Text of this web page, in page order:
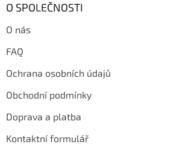
O SPOLEČNOSTI
O nás
FAQ
Ochrana osobních údajů
Obchodní podmínky
Doprava a platba
Kontaktní formulář